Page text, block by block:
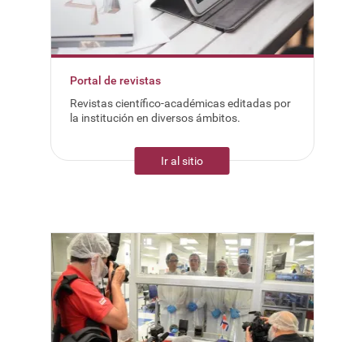
Portal de revistas
Revistas científico-académicas editadas por
la institución en diversos ámbitos.
Ir al sitio